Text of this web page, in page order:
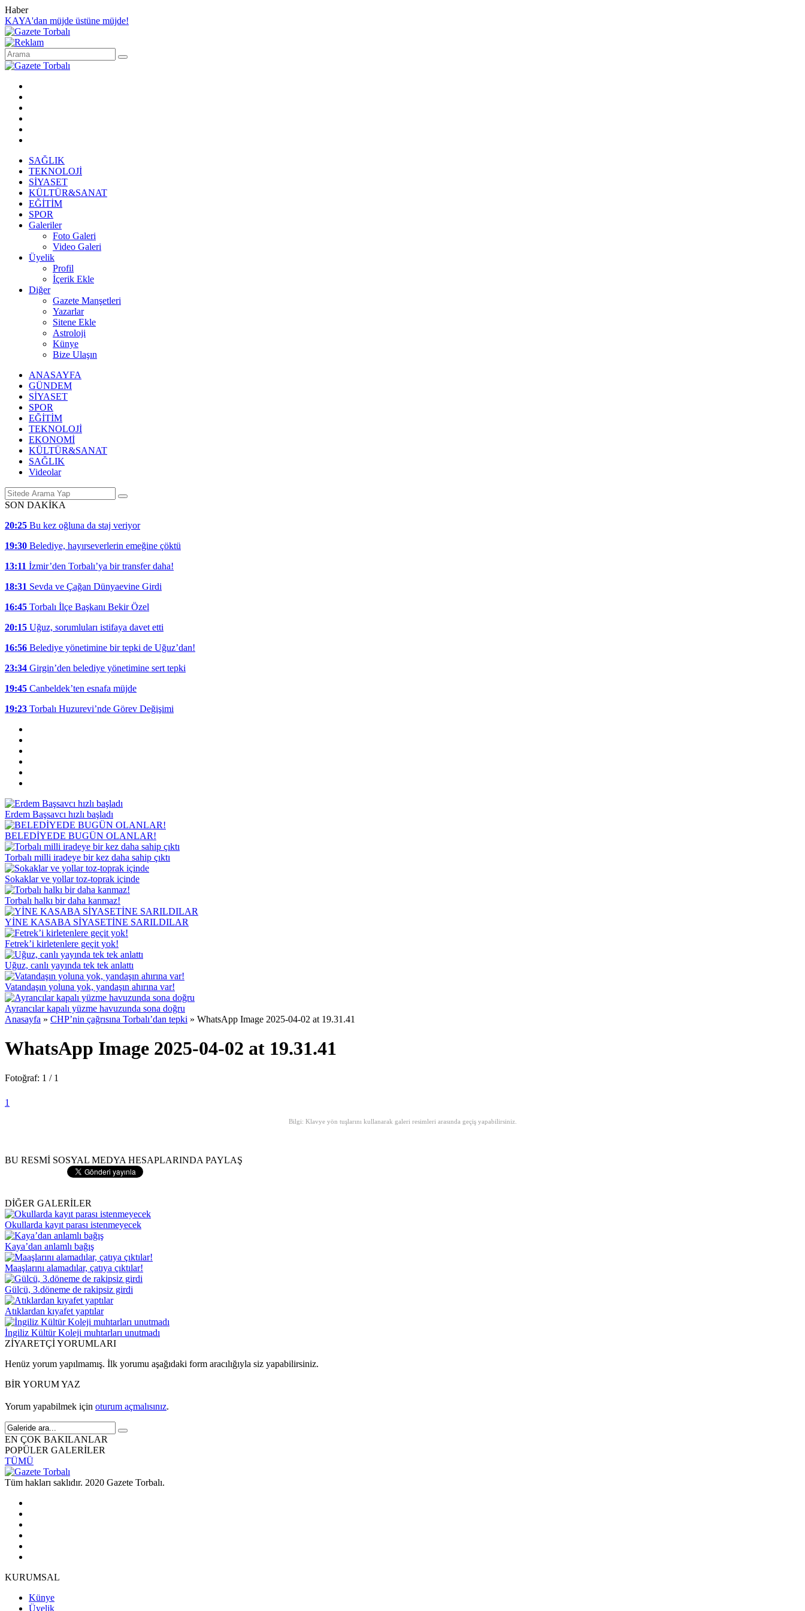
Haber
KAYA'dan müjde üstüne müjde!
SAĞLIK
TEKNOLOJİ
SİYASET
KÜLTÜR&SANAT
EĞİTİM
SPOR
Galeriler
Foto Galeri
Video Galeri
Üyelik
Profil
İçerik Ekle
Diğer
Gazete Manşetleri
Yazarlar
Sitene Ekle
Astroloji
Künye
Bize Ulaşın
ANASAYFA
GÜNDEM
SİYASET
SPOR
EĞİTİM
TEKNOLOJİ
EKONOMİ
KÜLTÜR&SANAT
SAĞLIK
Videolar
SON DAKİKA
20:25 Bu kez oğluna da staj veriyor
19:30 Belediye, hayırseverlerin emeğine çöktü
13:11 İzmir’den Torbalı’ya bir transfer daha!
18:31 Sevda ve Çağan Dünyaevine Girdi
16:45 Torbalı İlçe Başkanı Bekir Özel
20:15 Uğuz, sorumluları istifaya davet etti
16:56 Belediye yönetimine bir tepki de Uğuz’dan!
23:34 Girgin’den belediye yönetimine sert tepki
19:45 Canbeldek’ten esnafa müjde
19:23 Torbalı Huzurevi’nde Görev Değişimi
Erdem Başsavcı hızlı başladı
BELEDİYEDE BUGÜN OLANLAR!
Torbalı milli iradeye bir kez daha sahip çıktı
Sokaklar ve yollar toz-toprak içinde
Torbalı halkı bir daha kanmaz!
YİNE KASABA SİYASETİNE SARILDILAR
Fetrek’i kirletenlere geçit yok!
Uğuz, canlı yayında tek tek anlattı
Vatandaşın yoluna yok, yandaşın ahırına var!
Ayrancılar kapalı yüzme havuzunda sona doğru
Anasayfa » CHP’nin çağrısına Torbalı’dan tepki » WhatsApp Image 2025-04-02 at 19.31.41
WhatsApp Image 2025-04-02 at 19.31.41
Fotoğraf: 1 / 1
1
Bilgi: Klavye yön tuşlarını kullanarak galeri resimleri arasında geçiş yapabilirsiniz.
BU RESMİ SOSYAL MEDYA HESAPLARINDA PAYLAŞ
DİĞER GALERİLER
Okullarda kayıt parası istenmeyecek
Kaya’dan anlamlı bağış
Maaşlarını alamadılar, çatıya çıktılar!
Gülcü, 3.döneme de rakipsiz girdi
Atıklardan kıyafet yaptılar
İngiliz Kültür Koleji muhtarları unutmadı
ZİYARETÇİ YORUMLARI
Henüz yorum yapılmamış. İlk yorumu aşağıdaki form aracılığıyla siz yapabilirsiniz.
BİR YORUM YAZ
Yorum yapabilmek için oturum açmalısınız.
EN ÇOK BAKILANLAR
POPÜLER GALERİLER
TÜMÜ
Tüm hakları saklıdır. 2020 Gazete Torbalı.
KURUMSAL
Künye
Üyelik